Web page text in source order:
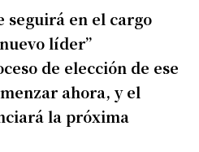
seguirá en el cargo
líder”
de elección de ese
ahora, y el
la próxima